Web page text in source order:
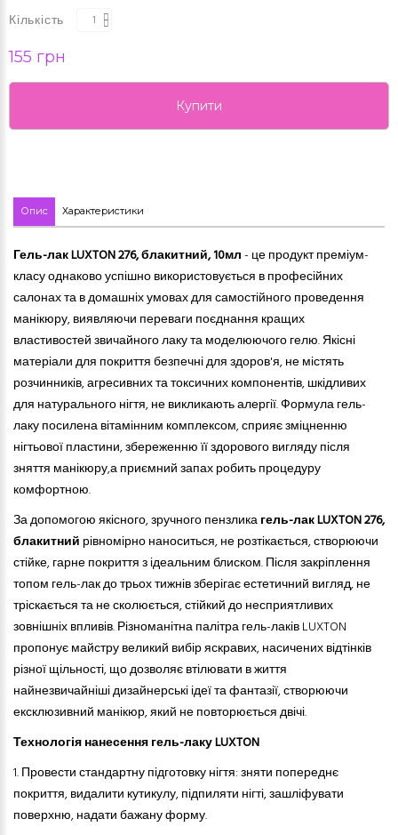
Кількість
155 грн
Купити
Опис Характеристики
Гель-лак LUXTON 276, блакитний, 10мл- це продукт преміум-
класу однаково успішно використовується в професійних
салонах та в домашніх умовах для самостійного проведення
манікюру, виявляючи переваги поєднання кращих
властивостей звичайного лаку та моделюючого гелю. Якісні
матеріали для покриття безпечні для здоров'я, не містять
розчинників, агресивнихтатоксичних компонентів, шкідливих
для натурального нігтя, не викликають алергії. Формула гель-
лаку посилена вітамінним комплексом, сприяє зміцненню
нігтьової пластини, збереженню її здорового вигляду після
зняття манікюру,а приємний запах робить процедуру
комфортною.
За допомогою якісного, зручного пензликагель-лак LUXTON 276,
блакитний рівномірно наноситься, не розтікається, створюючи
стійке, гарне покриття з ідеальним блиском. Після закріплення
топом гель-лак до трьох тижнів зберігає естетичний вигляд, не
тріскаєтьсятане сколюється, стійкий до несприятливих
зовнішніх впливів. Різноманітна палітра гель-лаків LUXTON
пропонує майстру великий вибір яскравих, насичених відтінків
різної щільності, що дозволяє втілювати в життя
найнезвичайніші дизайнерські ідеї та фантазії, створюючи
ексклюзивний манікюр, який не повторюється двічі.
Технологія нанесення гель-лаку LUXTON
1. Провести стандартну підготовку нігтя: зняти попереднє
покриття, видалити кутикулу, підпиляти нігті, зашліфувати
поверхню, надати бажану форму.